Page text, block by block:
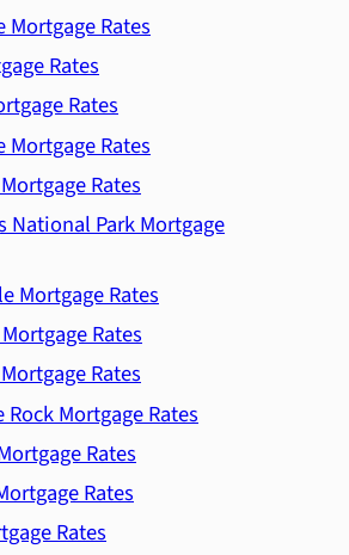
Rates
Rates
Rates
Rates
Rates
National Park Mortgage
Mortgage Rates
Rates
Rates
Mortgage Rates
Rates
Rates
Rates